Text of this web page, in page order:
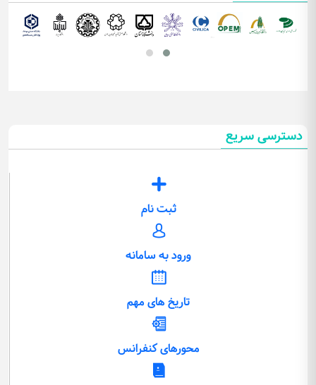
دسترسی سریع
ثبت نام
ورود به سامانه
تاریخ های مهم
محورهای کنفرانس